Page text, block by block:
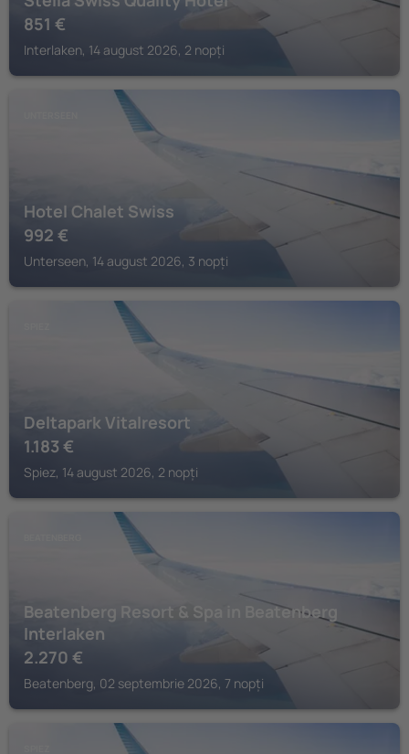
851 €
Interlaken, 14 august 2026, 2 nopți
Hotel Chalet Swiss
992 €
Unterseen, 14 august 2026, 3 nopți
Deltapark Vitalresort
1.183 €
Spiez, 14 august 2026, 2 nopți
Beatenberg Resort & Spa in Beatenberg
Interlaken
2.270 €
Beatenberg, 02 septembrie 2026, 7 nopți